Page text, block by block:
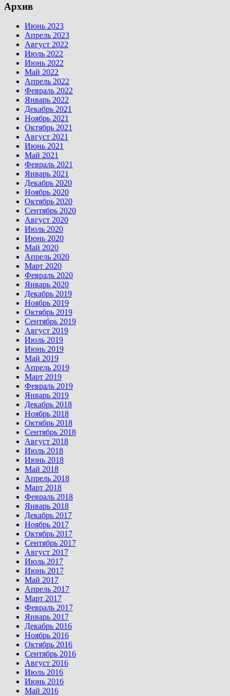
Архив
Июнь 2023
Апрель 2023
Август 2022
Июль 2022
Июнь 2022
Май 2022
Апрель 2022
Февраль 2022
Январь 2022
Декабрь 2021
Ноябрь 2021
Октябрь 2021
Август 2021
Июнь 2021
Май 2021
Февраль 2021
Январь 2021
Декабрь 2020
Ноябрь 2020
Октябрь 2020
Сентябрь 2020
Август 2020
Июль 2020
Июнь 2020
Май 2020
Апрель 2020
Март 2020
Февраль 2020
Январь 2020
Декабрь 2019
Ноябрь 2019
Октябрь 2019
Сентябрь 2019
Август 2019
Июль 2019
Июнь 2019
Май 2019
Апрель 2019
Март 2019
Февраль 2019
Январь 2019
Декабрь 2018
Ноябрь 2018
Октябрь 2018
Сентябрь 2018
Август 2018
Июль 2018
Июнь 2018
Май 2018
Апрель 2018
Март 2018
Февраль 2018
Январь 2018
Декабрь 2017
Ноябрь 2017
Октябрь 2017
Сентябрь 2017
Август 2017
Июль 2017
Июнь 2017
Май 2017
Апрель 2017
Март 2017
Февраль 2017
Январь 2017
Декабрь 2016
Ноябрь 2016
Октябрь 2016
Сентябрь 2016
Август 2016
Июль 2016
Июнь 2016
Май 2016